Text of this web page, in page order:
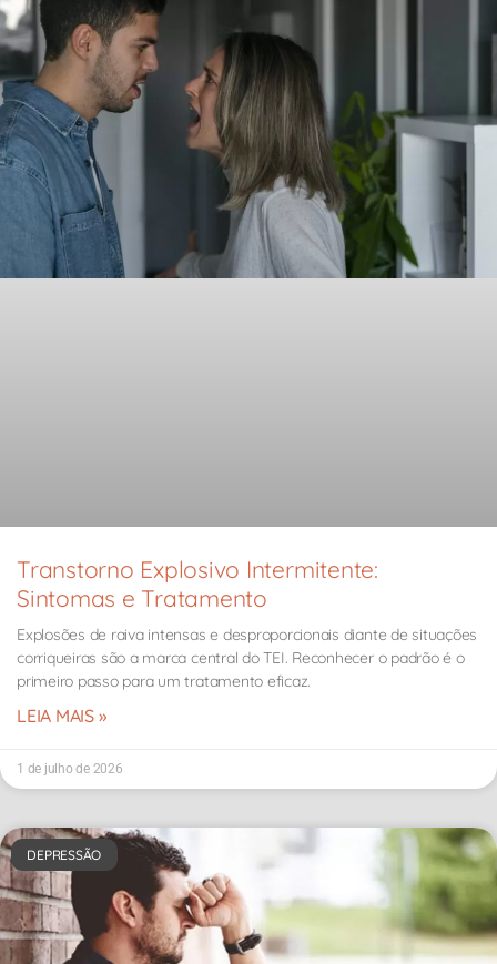
Transtorno Explosivo Intermitente:
Sintomas e Tratamento
Explosões de raiva intensas e desproporcionais diante de situações
corriqueiras são a marca central do TEI. Reconhecer o padrão é o
primeiro passo para um tratamento eficaz.
LEIA MAIS »
1 de julho de 2026
DEPRESSÃO